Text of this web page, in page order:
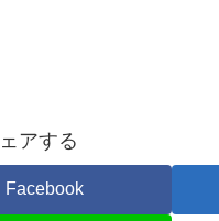
アする
Facebook